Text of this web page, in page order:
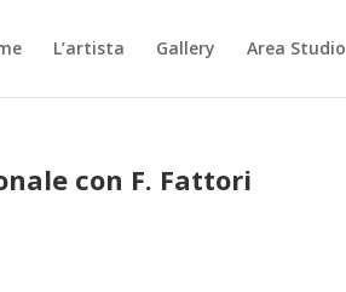
L’artista Gallery Area Studio
con F. Fattori